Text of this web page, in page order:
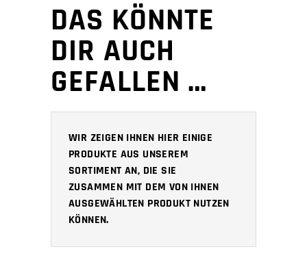
DAS KÖNNTE
DIR AUCH
GEFALLEN …
WIR ZEIGEN IHNEN HIER EINIGE
PRODUKTE AUS UNSEREM
SORTIMENT AN, DIE SIE
ZUSAMMEN MIT DEM VON IHNEN
AUSGEWÄHLTEN PRODUKT NUTZEN
KÖNNEN.